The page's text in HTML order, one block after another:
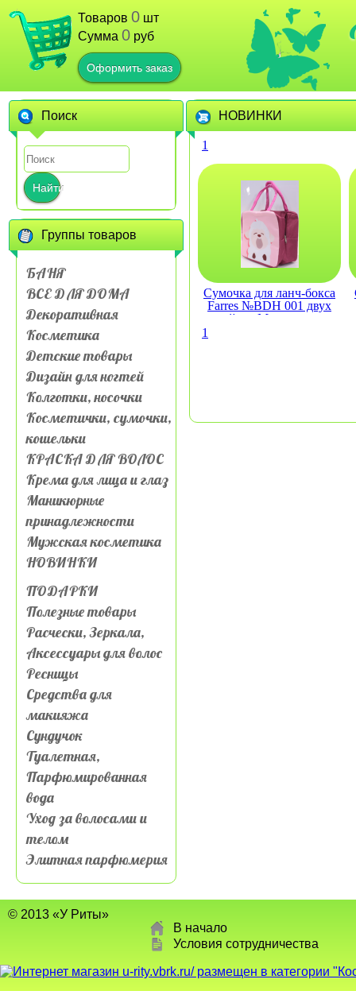
Товаров 0 шт
Сумма 0 руб
Оформить заказ
Поиск
Найти
Группы товаров
БАНЯ
ВСЕ ДЛЯ ДОМА
Декоративная
Косметика
Детские товары
Дизайн для ногтей
Колготки, носочки
Косметички, сумочки,
кошельки
КРАСКА ДЛЯ ВОЛОС
Крема для лица и глаз
Маникюрные
принадлежности
Мужская косметика
НОВИНКИ
ПОДАРКИ
Полезные товары
Расчески, Зеркала,
Аксессуары для волос
Ресницы
Средства для
макияжа
Сундучок
Туалетная,
Парфюмированная
вода
Уход за волосами и
телом
Элитная парфюмерия
НОВИНКИ
1
Сумочка для ланч-бокса
Farres №BDH 001 двух
слойная Мультяшные
1
© 2013 «У Риты»
В начало
Условия сотрудничества